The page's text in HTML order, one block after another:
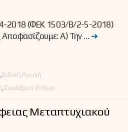
2018 (ΦΕΚ 1503/Β/2-5-2018)
Αποφασίζουμε: Α) Την … ➜
Ειδική Αγωγή
Συνάφεια τίτλων
Μεταπτυχιακού